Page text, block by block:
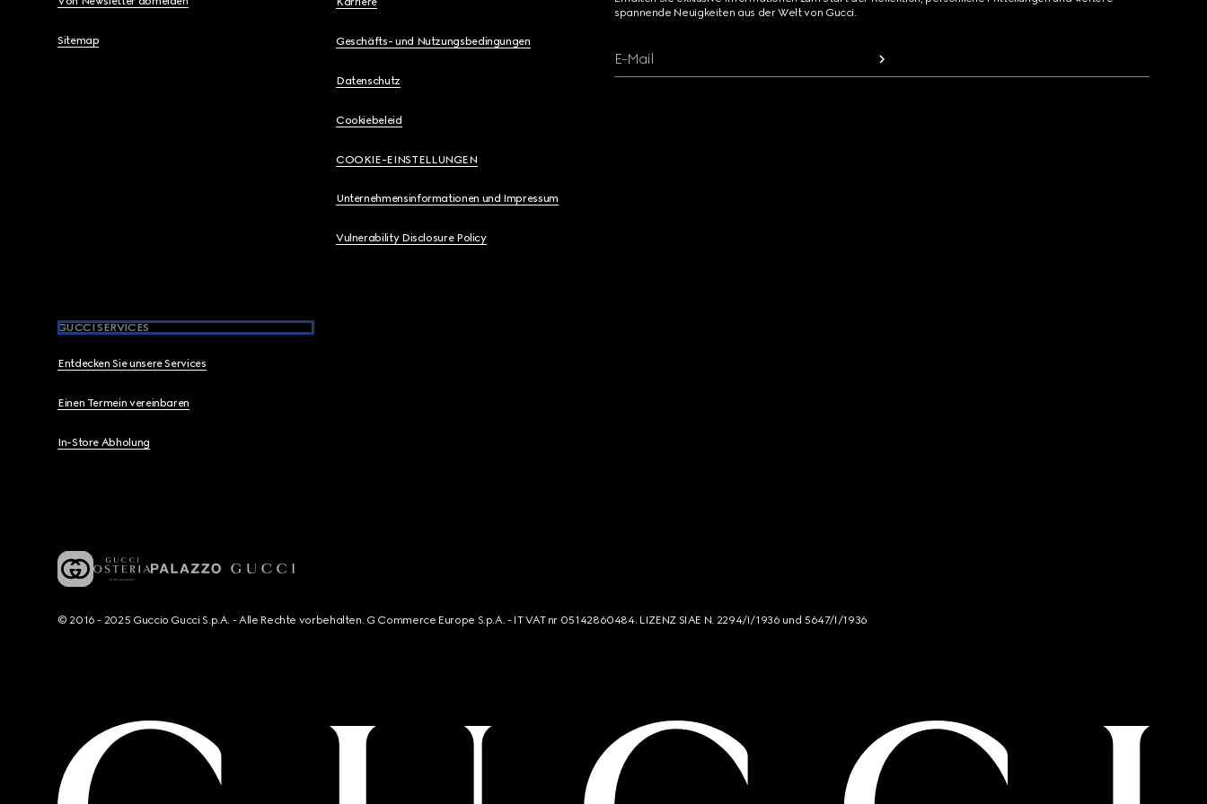
Sitemap Geschäfts- und Nutzungsbedingungen
Datenschutz
Cookiebeleid
COOKIE-EINSTELLUNGEN
Unternehmensinformationen und Impressum
Vulnerability Disclosure Policy
GUCCI SERVICES
Entdecken Sie unsere Services
Einen Termein vereinbaren
In-Store Abholung
spannende Neuigkeiten aus der Welt von Gucci.
E-Mail
© 2016 - 2025 Guccio Gucci S.p.A. - Alle Rechte vorbehalten. G Commerce Europe S.p.A. - IT VAT nr 05142860484. LIZENZ SIAE N. 2294/I/1936 und 5647/I/1936